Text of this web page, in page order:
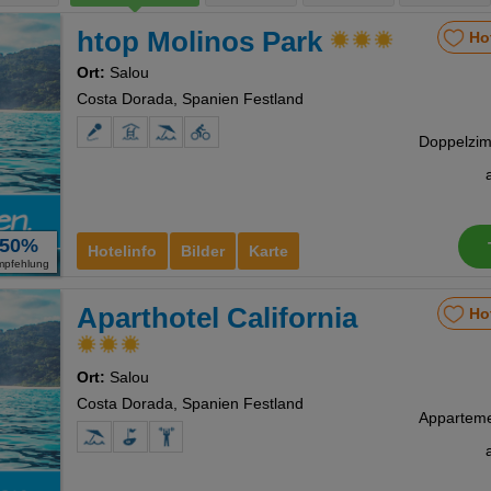
50% Hotelinfo Bilder Karte
htop Molinos Park
Ort: Salou
Costa Dorada, Spanien Festland
Aparthotel California
Ort: Salou
Costa Dorada, Spanien Festland